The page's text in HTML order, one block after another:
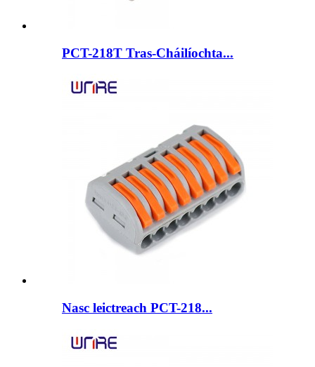
PCT-218T Tras-Cháilíochta...
Nasc leictreach PCT-218...